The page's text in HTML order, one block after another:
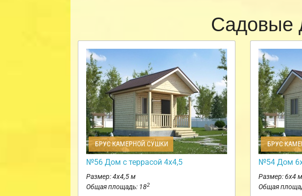
Садовые
БРУС КАМЕРНОЙ СУШКИ
№56 Дом с террасой 4х4,5
Размер: 4х4,5 м
Общая площадь: 182
БРУС
№54 Дом
Размер: 6х4 м
Общая